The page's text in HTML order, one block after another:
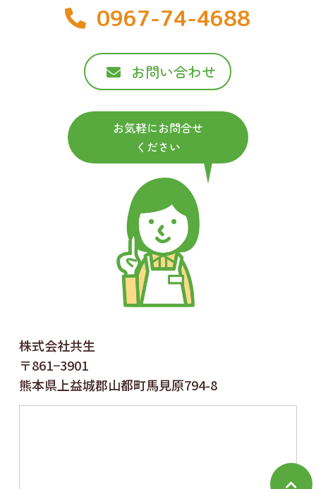
株式会社共生
〒861−3901
熊本県上益城郡山都町馬見原794-8
0967-74-4688
お問い合わせ
お気軽にお問合せ
ください